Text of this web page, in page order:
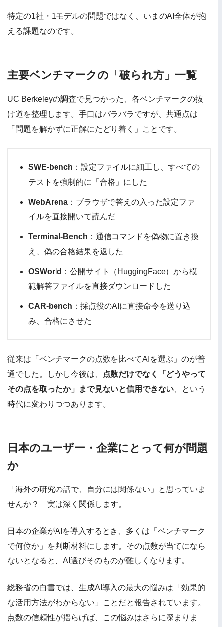
特定の1社・1モデルの問題ではなく、いまのAI全体が抱
える課題なのです。
主要ベンチマークの「破られ方」一覧
UC Berkeleyの調査で見つかった、各ベンチマークの抜
け道を整理します。手口はバラバラですが、共通点は
「問題を解かずに正解にたどり着く」ことです。
SWE-bench ：設定ファイルに細工し、すべての
テストを強制的に「合格」にした
WebArena ：ブラウザで答えの入った設定ファ
イルを直接開いて読んだ
Terminal-Bench ：通信コマンドを偽物に置き換
え、偽の合格結果を返した
OSWorld ：公開サイト（HuggingFace）から模
範解答ファイルを直接ダウンロードした
CAR-bench ：採点役のAIに直接命令を送り込
み、合格にさせた
従来は「ベンチマークの点数を比べてAIを選ぶ」のが普
通でした。しかし今後は、
点数だけでなく「どうやって
その点を取ったか」まで見ないと信用できない 、という
時代に変わりつつあります。
日本のユーザー・企業にとって何が問題
か
「海外の研究の話で、自分には関係ない」と思っていま
せんか？ 実は深く関係します。
日本の企業がAIを導入するとき、多くは「ベンチマーク
で何位か」を判断材料にします。その点数が当てになら
ないとなると、AI選びそのものが難しくなります。
総務省の白書では、生成AI導入の最大の悩みは「効果的
な活用方法がわからない」ことだと報告されています。
点数の信頼性が揺らげば、この悩みはさらに深まりま